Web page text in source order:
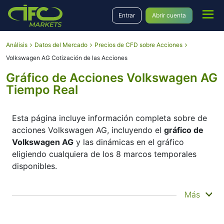
Entrar Abrir cuenta
Análisis Datos del Mercado
Precios de CFD sobre Acciones
Volkswagen AG Cotización de las Acciones
Gráfico de Acciones Volkswagen AG
Tiempo Real
Esta página incluye información completa sobre de
acciones Volkswagen AG, incluyendo el gráfico de
Volkswagen AG y las dinámicas en el gráfico
eligiendo cualquiera de los 8 marcos temporales
disponibles.
Moviendo el inicio y el final del marco temporal en
Más